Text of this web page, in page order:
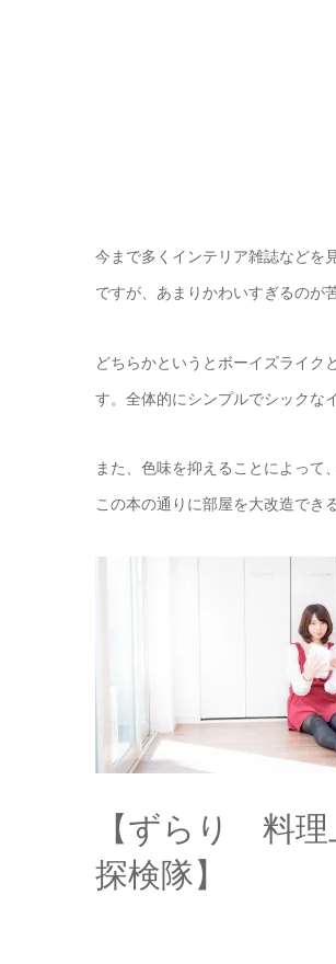
今まで多くインテリア雑誌などを
ですが、あまりかわいすぎるのが苦
どちらかというとボーイズライク
す。全体的にシンプルでシックな
また、色味を抑えることによっ
この本の通りに部屋を大改造でき
【ずらり 料
探検隊】